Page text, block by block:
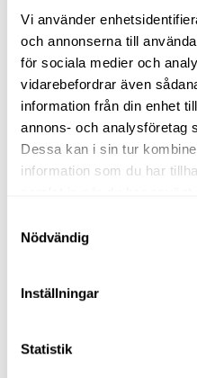
Vi använder
och annonserna till
för sociala medier och
vidarebefordrar även
information från din enhet
annons- och analysföretag
Dessa kan i sin tur
information som du har
Nödvändig
Inställningar
Statistik
personsäkerhet,
kan du hyra personbilar
eller flera månader. Bilarna
kan även hyra en bil på en
På helgen erbjuder vi s k
extra förmånligt att hyra bil